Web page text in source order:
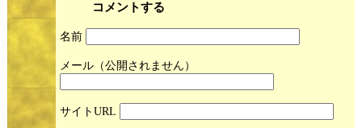
コメントする
名前
メール
サイト